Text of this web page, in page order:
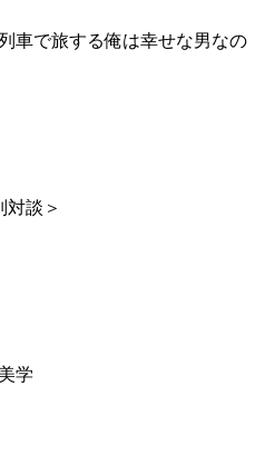
車で旅する俺は幸せな男なの
対談＞
美学